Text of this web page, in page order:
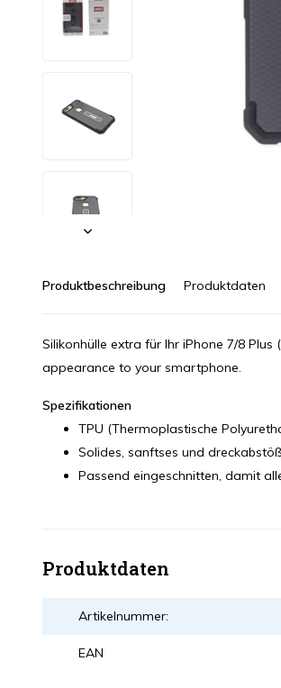
Produktbeschreibung Produktdaten
Silikonhülle extra für Ihr iPhone 7/8
appearance to your smartphone.
Spezifikationen
TPU (Thermoplastische
Solides, sanftses und
Passend eingeschnitten, damit
Produktdaten
Artikelnummer:
EAN